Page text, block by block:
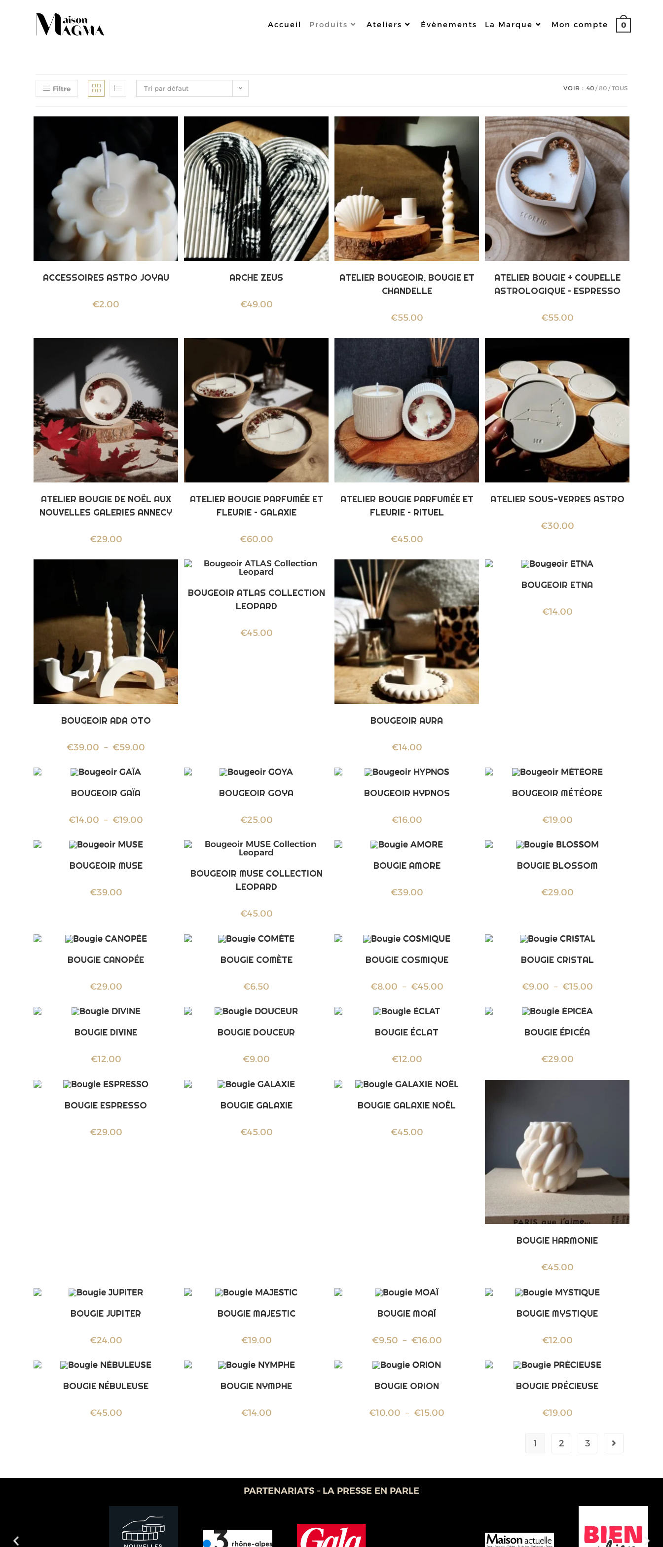
Accueil Produits Ateliers Évènements La Marque Mon compte 0
Filtre Tri par défaut VOIR : 40 80 TOUS
ACCESSOIRES ASTRO JOYAU
€2.00
ARCHE ZEUS
€49.00
ATELIER BOUGEOIR, BOUGIE ET
CHANDELLE
€55.00
ATELIER BOUGIE + COUPELLE
ASTROLOGIQUE – ESPRESSO
€55.00
ATELIER BOUGIE DE NOËL AUX
NOUVELLES GALERIES ANNECY
€29.00
ATELIER BOUGIE PARFUMÉE ET
FLEURIE – GALAXIE
€60.00
ATELIER BOUGIE PARFUMÉE ET
FLEURIE – RITUEL
€45.00
ATELIER SOUS-VERRES ASTRO
€30.00
BOUGEOIR ADA OTO
€39.00 – €59.00
BOUGEOIR ATLAS COLLECTION
LEOPARD
€45.00
BOUGEOIR AURA
€14.00
BOUGEOIR ETNA
€14.00
BOUGEOIR GAÏA
€14.00 – €19.00
BOUGEOIR GOYA
€25.00
BOUGEOIR HYPNOS
€16.00
BOUGEOIR MÉTÉORE
€19.00
BOUGEOIR MUSE
€39.00
BOUGEOIR MUSE COLLECTION
LEOPARD
€45.00
BOUGIE AMORE
€39.00
BOUGIE BLOSSOM
€29.00
BOUGIE CANOPÉE
€29.00
BOUGIE COMÈTE
€6.50
BOUGIE COSMIQUE
€8.00 – €45.00
BOUGIE CRISTAL
€9.00 – €15.00
BOUGIE DIVINE
€12.00
BOUGIE DOUCEUR
€9.00
BOUGIE ÉCLAT
€12.00
BOUGIE ÉPICÉA
€29.00
BOUGIE ESPRESSO
€29.00
BOUGIE GALAXIE
€45.00
BOUGIE GALAXIE NOËL
€45.00
BOUGIE HARMONIE
€45.00
BOUGIE JUPITER
€24.00
BOUGIE MAJESTIC
€19.00
BOUGIE MOAÏ
€9.50 – €16.00
BOUGIE MYSTIQUE
€12.00
BOUGIE NÉBULEUSE
€45.00
BOUGIE NYMPHE
€14.00
BOUGIE ORION
€10.00 – €15.00
BOUGIE PRÉCIEUSE
€19.00
1 2 3
PARTENARIATS – LA PRESSE EN PARLE